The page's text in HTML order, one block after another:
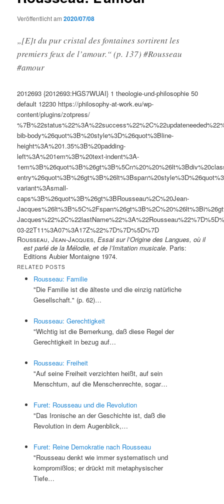
Veröffentlicht am2020/07/08
„[E]t du pur cristal des fontaines sortirent les
premiers feux de l’amour.“ (p. 137) #Rousseau
#amour
2012693 {2012693:HGS7WUAI} 1 theologie-und-philosophie 50
default 12230 https://philosophy-at-work.eu/wp-
content/plugins/zotpress/
bib-body%26quot%3B%20style%3D%26quot%3Bline-
height%3A%201.35%3B%20padding-
left%3A%201em%3B%20text-indent%3A-
variant%3Asmall-
caps%3B%26quot%3B%26gt%3BRousseau%2C%20Jean-
03-22T11%3A07%3A17Z%22%7D%7D%5D%7D
Rousseau, Jean-Jacques,Essai sur l’Origine des Langues, où il
est parlé de la Mélodie, et de l’Imitation musicale. Paris:
Editions Aubier Montaigne 1974.
RELATED POSTS
Rousseau: Familie
"Die Familie ist die älteste und die einzig natürliche
Gesellschaft." (p. 62)…
Rousseau: Gerechtigkeit
"Wichtig ist die Bemerkung, daß diese Regel der
Gerechtigkeit in bezug auf…
Rousseau: Freiheit
"Auf seine Freiheit verzichten heißt, auf sein
Menschtum, auf die Menschenrechte, sogar…
Furet: Rousseau und die Revolution
"Das Ironische an der Geschichte ist, daß die
Revolution in dem Augenblick,…
Furet: Reine Demokratie nach Rousseau
"Rousseau denkt wie immer systematisch und
kompromißlos; er drückt mit metaphysischer
Tiefe…